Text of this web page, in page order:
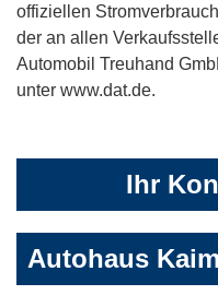
offiziellen
der an allen
Automobil Treuhand
unter www.dat.de.
Ihr
Autohaus